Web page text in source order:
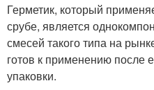
Герметик, который
срубе, является
смесей такого типа на
готов к применению после
упаковки.